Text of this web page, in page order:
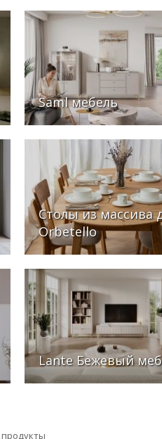
Saml мебель
Столы из массива
Orbetello
Lante Бежевый
продукты